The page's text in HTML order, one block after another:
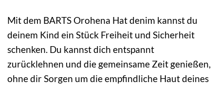
Mit dem BARTS Orohena Hat denim kannst du
deinem Kind ein Stück Freiheit und Sicherheit
schenken. Du kannst dich entspannt
zurücklehnen und die gemeinsame Zeit genießen,
ohne dir Sorgen um die empfindliche Haut deines